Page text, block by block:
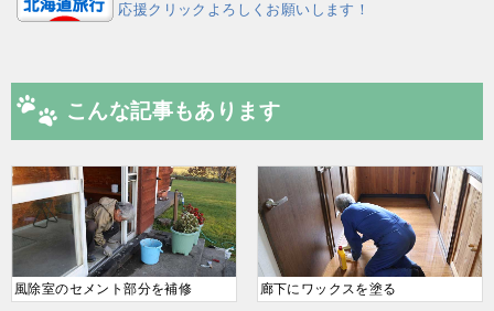
応援クリックよろしくお願いします！
こんな記事もあります
風除室のセメント部分を補修 廊下にワックスを塗る